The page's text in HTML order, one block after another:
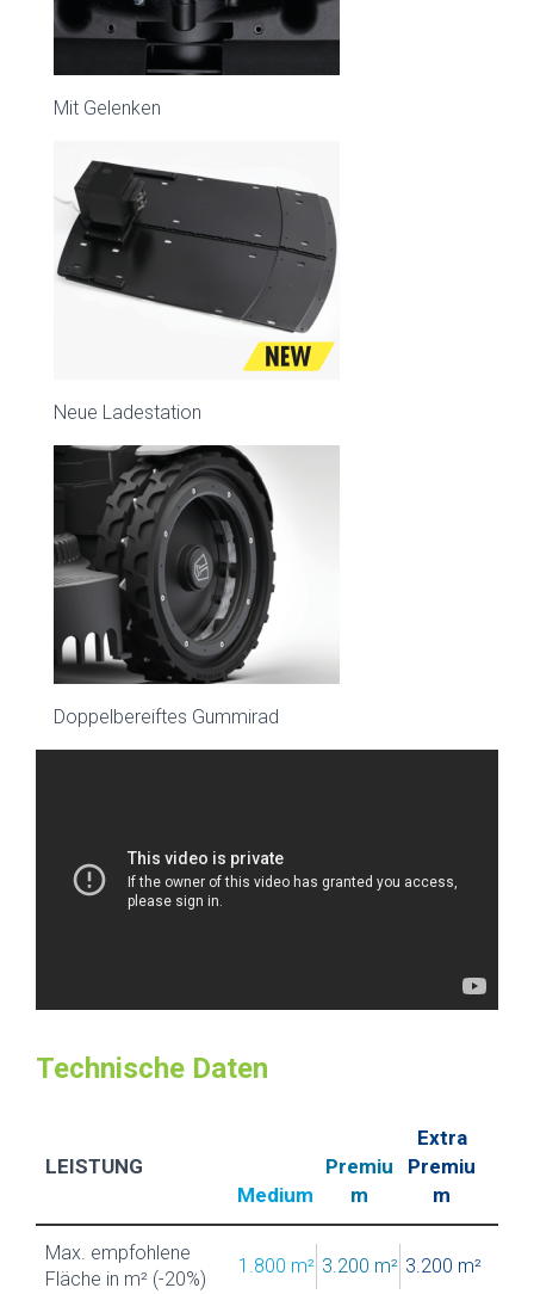
Mit Gelenken
Neue Ladestation
Doppelbereiftes Gummirad
Technische Daten
LEISTUNG
Medium
Premiu
m
Extra
Premiu
m
Max. empfohlene
Fläche in m² (-20%)
1.800 m² 3.200 m² 3.200 m²